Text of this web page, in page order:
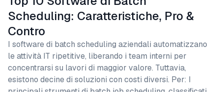
Scheduling: Caratteristiche, Pro &
Contro
I software di batch scheduling aziendali automatizzano
le attività IT ripetitive, liberando i team interni per
concentrarsi su lavori di maggior valore. Tuttavia,
esistono decine di soluzioni con costi diversi. Per: I